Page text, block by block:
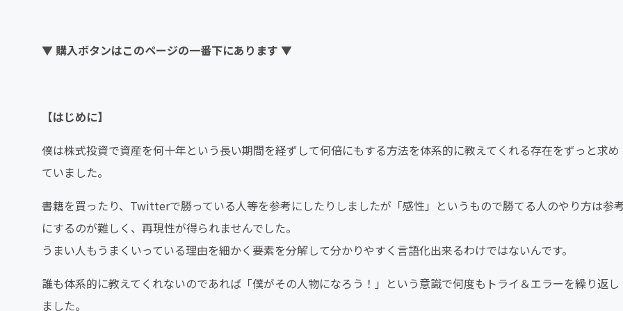
▼ 購入ボタンはこのページの一番下にあります ▼
【はじめに】
僕は株式投資で資産を何十年という長い期間を経ずして何倍にもする方法を体系的に教えてくれる存在をずっと求め
ていました。
書籍を買ったり、Twitterで勝っている人等を参考にしたりしましたが「感性」というもので勝てる人のやり方は参
にするのが難しく、再現性が得られませんでした。
うまい人もうまくいっている理由を細かく要素を分解して分かりやすく言語化出来るわけではないんです。
誰も体系的に教えてくれないのであれば「僕がその人物になろう！」という意識で何度もトライ＆エラーを繰り返し
ました。